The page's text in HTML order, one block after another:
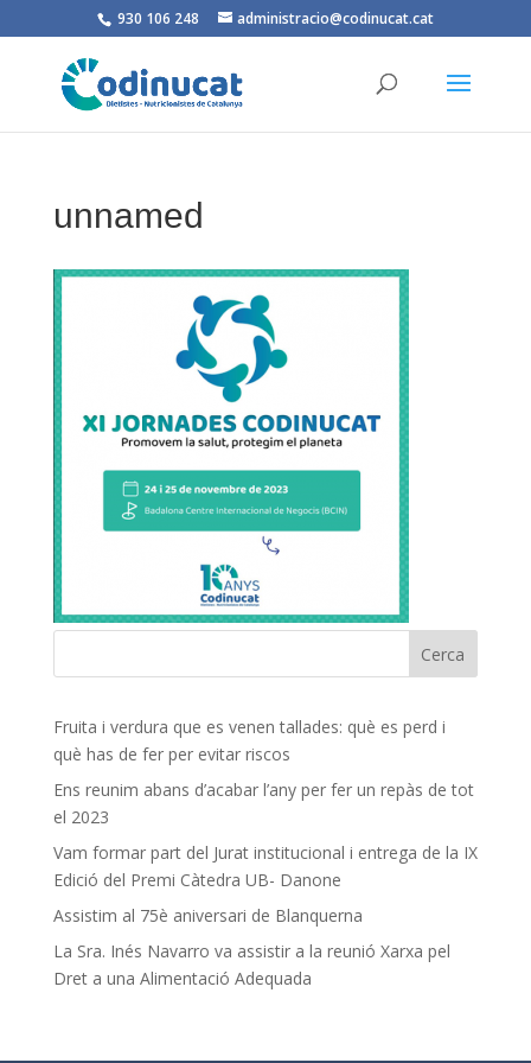
930 106 248 administracio@codinucat.cat
unnamed
Fruita i verdura que es venen tallades: què es perd i
què has de fer per evitar riscos
Ens reunim abans d’acabar l’any per fer un repàs de tot
el 2023
Vam formar part del Jurat institucional i entrega de la IX
Edició del Premi Càtedra UB- Danone
Assistim al 75è aniversari de Blanquerna
La Sra. Inés Navarro va assistir a la reunió Xarxa pel
Dret a una Alimentació Adequada